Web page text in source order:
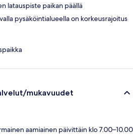
latauspiste paikan päällä
pysäköintialueella on korkeusrajoitus
mukavuudet
aamiainen päivittäin klo 7.00–10.00